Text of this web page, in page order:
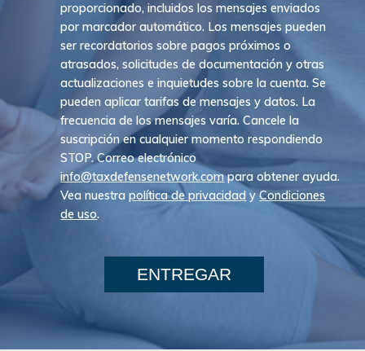
proporcionado, incluidos los mensajes enviados
por marcador automático. Los mensajes pueden
ser recordatorios sobre pagos próximos o
atrasados, solicitudes de documentación y otras
actualizaciones e inquietudes sobre la cuenta. Se
pueden aplicar tarifas de mensajes y datos. La
frecuencia de los mensajes varía. Cancele la
suscripción en cualquier momento respondiendo
STOP. Correo electrónico
info@taxdefensenetwork.compara obtener ayuda.
Vea nuestrapolítica de privacidad yCondiciones
de uso.
ENTREGAR